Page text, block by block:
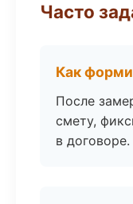
Часто
Как
После
смету,
в договоре.